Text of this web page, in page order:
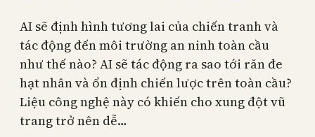
AI sẽ định hình tương lai của chiến tranh và
tác động đến môi trường an ninh toàn cầu
như thế nào? AI sẽ tác động ra sao tới răn đe
hạt nhân và ổn định chiến lược trên toàn cầu?
Liệu công nghệ này có khiến cho xung đột vũ
trang trở nên dễ…